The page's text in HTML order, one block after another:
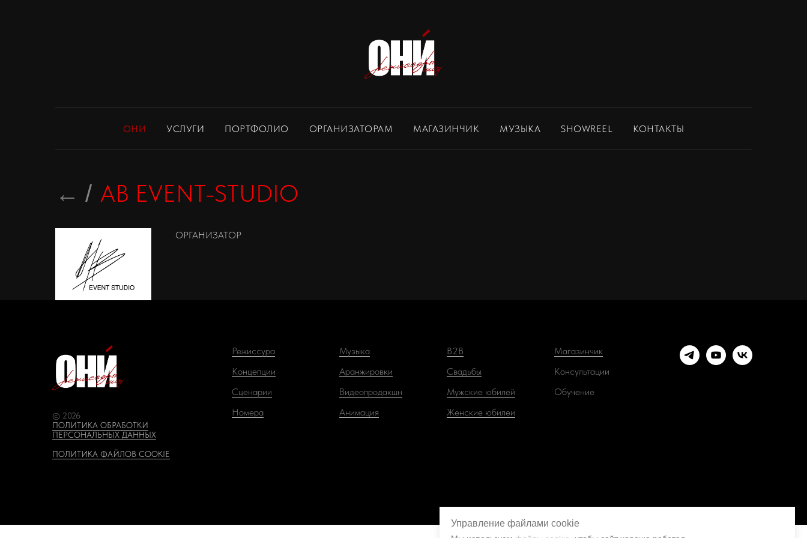
ОНИ УСЛУГИ ПОРТФОЛИО ОРГАНИЗАТОРАМ МАГАЗИНЧИК МУЗЫКА SHOWREEL КОНТАКТЫ
← / AB EVENT-STUDIO
ОРГАНИЗАТОР
© 2026
ПОЛИТИКА ОБРАБОТКИ
ПЕРСОНАЛЬНЫХ ДАННЫХ
ПОЛИТИКА ФАЙЛОВ COOKIE
Режиссура
Концепции
Сценарии
Номера
Музыка
Аранжировки
Видеопродакшн
Анимация
B2B
Свадьбы
Мужские юбилей
Женские юбилеи
Магазинчик
Консультации
Обучение
Управление файлами cookie